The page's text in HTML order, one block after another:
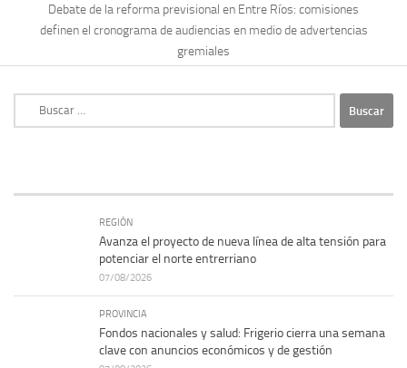
Debate de la reforma previsional en Entre Ríos: comisiones
definen el cronograma de audiencias en medio de advertencias
gremiales
REGIÓN
Avanza el proyecto de nueva línea de alta tensión para
potenciar el norte entrerriano
07/08/2026
PROVINCIA
Fondos nacionales y salud: Frigerio cierra una semana
clave con anuncios económicos y de gestión